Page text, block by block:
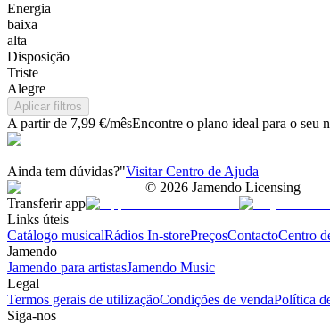
Energia
baixa
alta
Disposição
Triste
Alegre
Aplicar filtros
A partir de 7,99 €/mêsEncontre o plano ideal para o seu
Ainda tem dúvidas?"Visitar Centro de Ajuda
© 2026 Jamendo Licensing
Transferir app
Links úteis
Catálogo musicalRádios In-storePreçosContactoCentro
Jamendo
Jamendo para artistasJamendo Music
Legal
Termos gerais de utilizaçãoCondições de vendaPolítica
Siga-nos